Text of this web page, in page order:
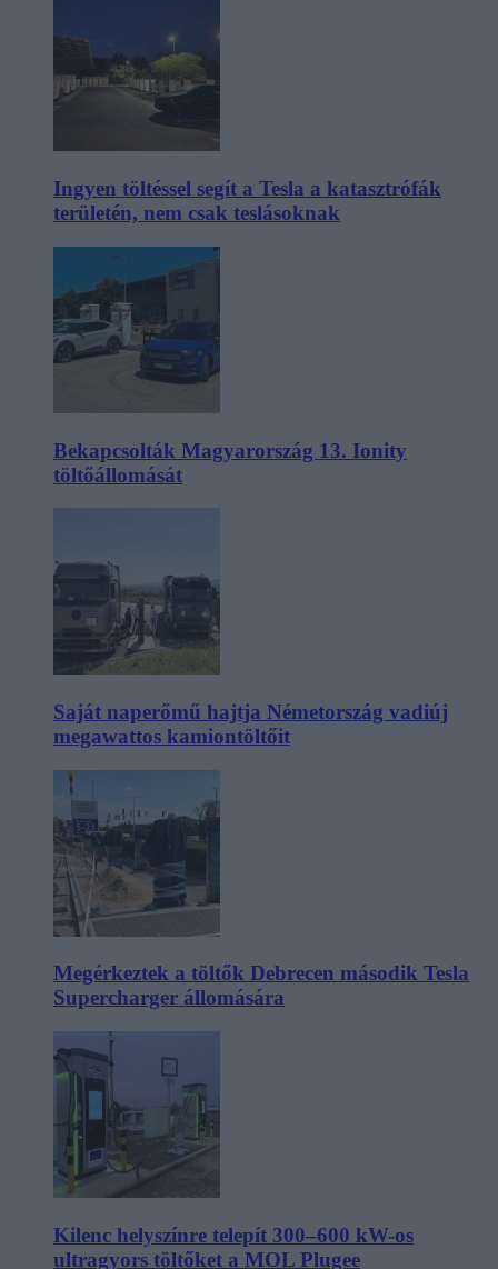
Ingyen töltéssel segít a Tesla a katasztrófák
területén, nem csak teslásoknak
Bekapcsolták Magyarország 13. Ionity
töltőállomását
Saját naperőmű hajtja Németország vadiúj
megawattos kamiontöltőit
Megérkeztek a töltők Debrecen második Tesla
Supercharger állomására
Kilenc helyszínre telepít 300–600 kW-os
ultragyors töltőket a MOL Plugee